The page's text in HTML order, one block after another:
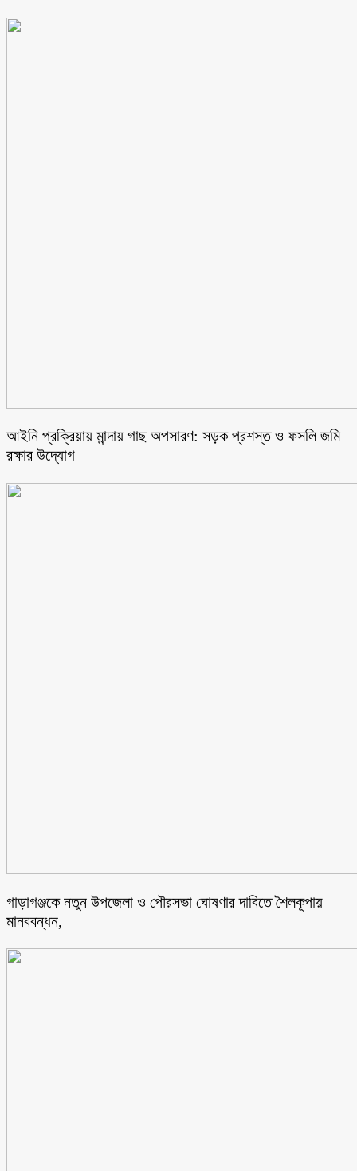
আইনি প্রক্রিয়ায় মান্দায় গাছ অপসারণ: সড়ক প্রশস্ত ও ফসলি জমি
রক্ষার উদ্যোগ
গাড়াগঞ্জকে নতুন উপজেলা ও পৌরসভা ঘোষণার দাবিতে শৈলকূপায়
মানববন্ধন,